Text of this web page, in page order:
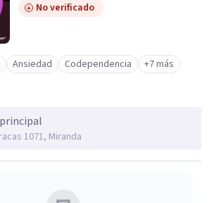
No verificado
Ansiedad Codependencia +7 más
1071, Miranda